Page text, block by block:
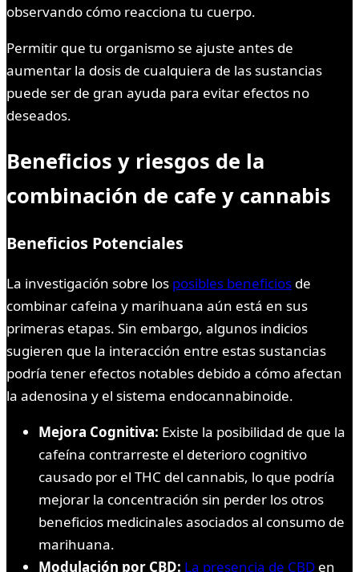
observando cómo reacciona tu cuerpo.
Permitir que tu organismo se ajuste antes de
aumentar la dosis de cualquiera de las sustancias
puede ser de gran ayuda para evitar efectos no
deseados.
Beneficios y riesgos de la
combinación de cafe y cannabis
Beneficios Potenciales
La investigación sobre los posibles beneficios de
combinar cafeina y marihuana aún está en sus
primeras etapas. Sin embargo, algunos indicios
sugieren que la interacción entre estas sustancias
podría tener efectos notables debido a cómo afectan
la adenosina y el sistema endocannabinoide.
Mejora Cognitiva: Existe la posibilidad de que la
cafeína contrarreste el deterioro cognitivo
causado por el THC del cannabis, lo que podría
mejorar la concentración sin perder los otros
beneficios medicinales asociados al consumo de
marihuana.
Modulación por CBD: La presencia de CBD en